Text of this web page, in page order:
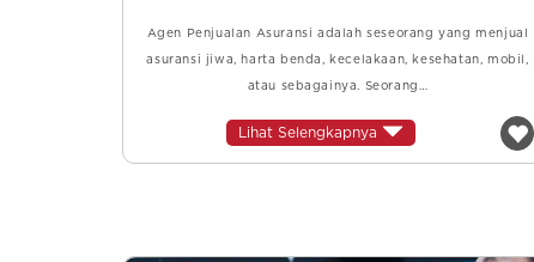
Agen Penjualan Asuransi adalah seseorang yang menjual
asuransi jiwa, harta benda, kecelakaan, kesehatan, mobil,
atau sebagainya. Seorang…
Lihat Selengkapnya